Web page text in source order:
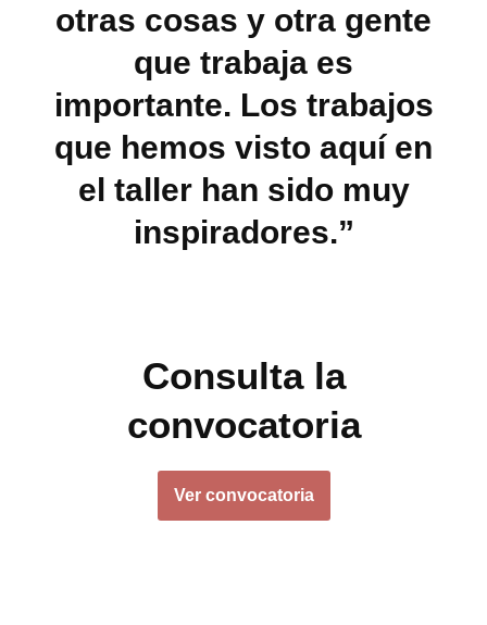
otras cosas y otra gente
que trabaja es
importante. Los trabajos
que hemos visto aquí en
el taller han sido muy
inspiradores.”
Consulta la
convocatoria
Ver convocatoria